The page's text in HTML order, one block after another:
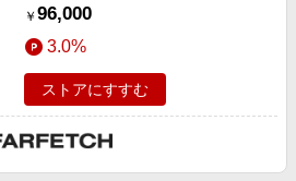
￥ 96,000
3.0%
ストアにすすむ